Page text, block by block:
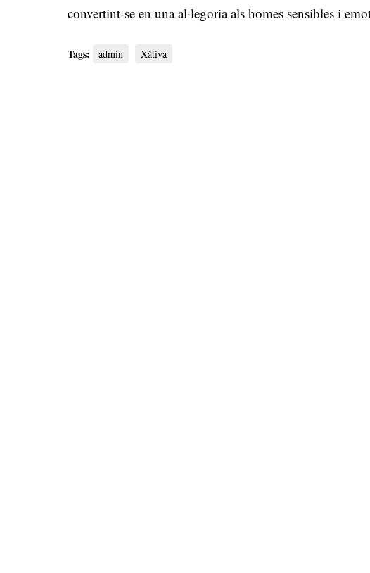
convertint-se en una al·legoria als homes sensibles i
Tags: admin Xàtiva